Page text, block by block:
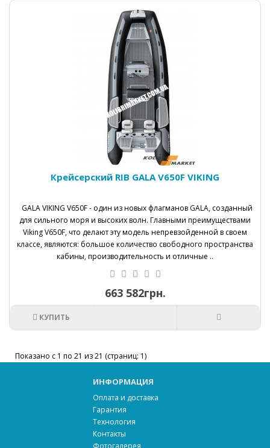
Крейсерский RIB GALA V650F VIKING
GALA VIKING V650F - один из новых флагманов GALA, созданный
для сильного моря и высоких волн. Главными преимуществами
Viking V650F, что делают эту модель непревзойденной в своем
классе, являются: большое количество свободного пространства
кабины, производительность и отличные ..
663 582грн.
КУПИТЬ
Показано с 1 по 21 из 21 (страниц: 1)
ИНФОРМАЦИЯ
Оплата и доставка
Гарантия
Технология
Контакты
Фотогалерея